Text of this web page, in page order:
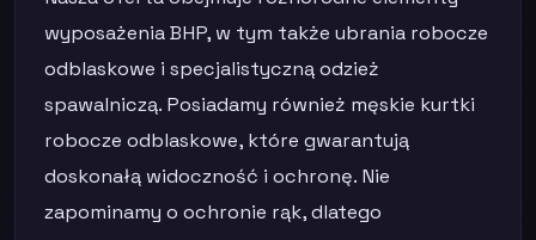
wyposażenia BHP, w tym także ubrania robocze
odblaskowe i specjalistyczną odzież
spawalniczą. Posiadamy również męskie kurtki
robocze odblaskowe, które gwarantują
doskonałą widoczność i ochronę. Nie
zapominamy o ochronie rąk, dlatego